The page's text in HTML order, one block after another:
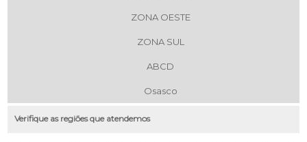
ZONA OESTE
ZONA SUL
ABCD
Osasco
Verifique as regiões que atendemos